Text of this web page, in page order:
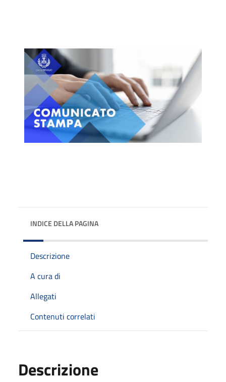
INDICE DELLA PAGINA
Descrizione
A cura di
Allegati
Contenuti correlati
Descrizione